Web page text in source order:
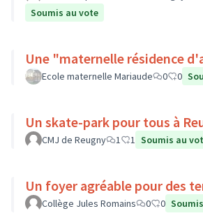
Soumis au vote
Une "maternelle résidence
Ecole maternelle Mariaude 0 0
Un skate-park pour tous à
CMJ de Reugny 1 1 Soumis au
Un foyer agréable pour des
Collège Jules Romains 0 0